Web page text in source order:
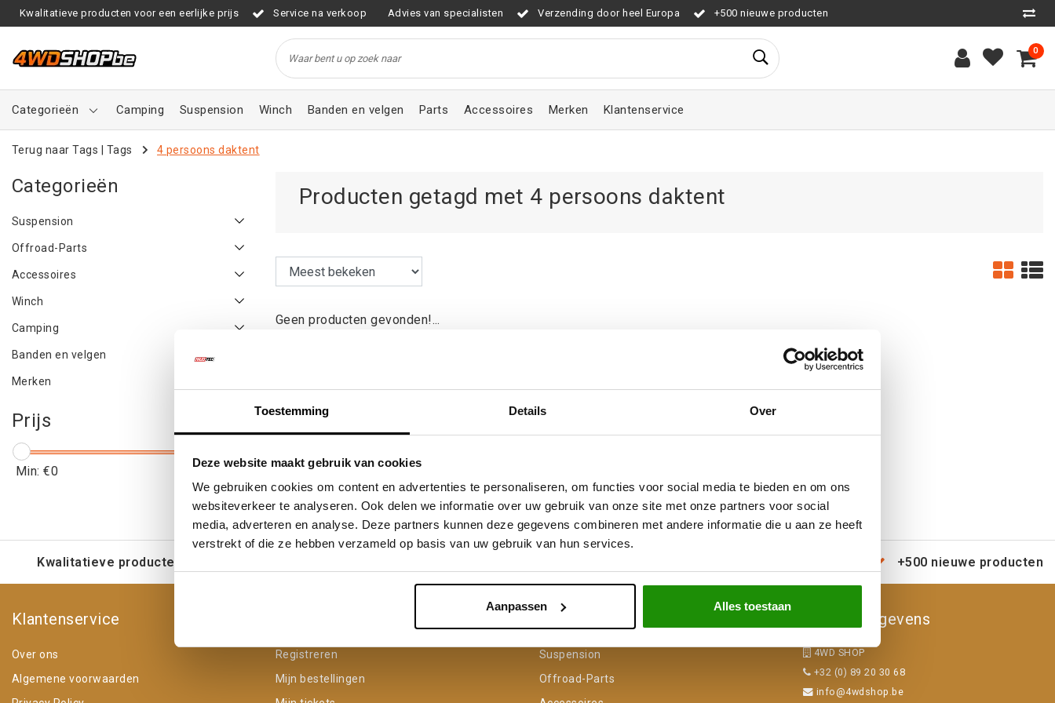
Toestemming Details Over
Deze website maakt gebruik van cookies
We gebruiken cookies om content en advertenties te personaliseren, om functies voor social media te bieden en om ons
websiteverkeer te analyseren. Ook delen we informatie over uw gebruik van onze site met onze partners voor social
media, adverteren en analyse. Deze partners kunnen deze gegevens combineren met andere informatie die u aan ze heeft
verstrekt of die ze hebben verzameld op basis van uw gebruik van hun services.
Aanpassen Alles toestaan
Kwalitatieve producten voor een eerlijke prijs Service na verkoop Advies van specialisten Verzending door heel Europa +500 nieuwe producten
0
Categorieën Camping Suspension Winch Banden en velgen Parts Accessoires Merken Klantenservice
Terug naar Tags Tags 4 persoons daktent
Categorieën
Suspension
Offroad-Parts
Accessoires
Winch
Camping
Banden en velgen
Merken
Prijs
Min: €0 Max: €5
Producten getagd met 4 persoons daktent
Geen producten gevonden!...
Kwalitatieve producten voor een eerlijke prijs +500 nieuwe producten
Klantenservice
Over ons
Algemene voorwaarden
Registreren
Mijn bestellingen
Suspension
Offroad-Parts
Contactgegevens
4WD SHOP
+32 (0) 89 20 30 68
info@4wdshop.be